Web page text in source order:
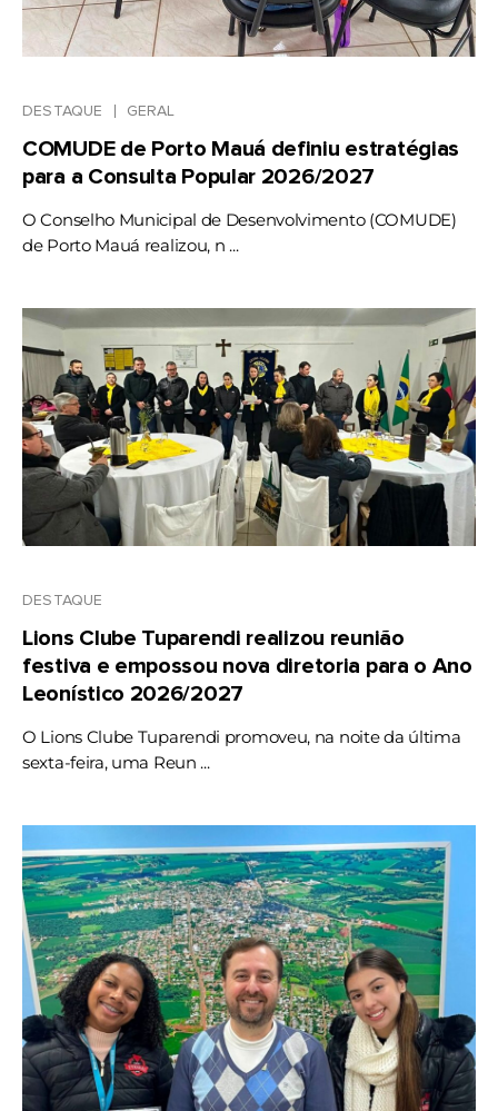
DESTAQUE GERAL
COMUDE de Porto Mauá definiu estratégias
para a Consulta Popular 2026/2027
O Conselho Municipal de Desenvolvimento (COMUDE)
de Porto Mauá realizou, n ...
DESTAQUE
Lions Clube Tuparendi realizou reunião
festiva e empossou nova diretoria para o Ano
Leonístico 2026/2027
O Lions Clube Tuparendi promoveu, na noite da última
sexta-feira, uma Reun ...